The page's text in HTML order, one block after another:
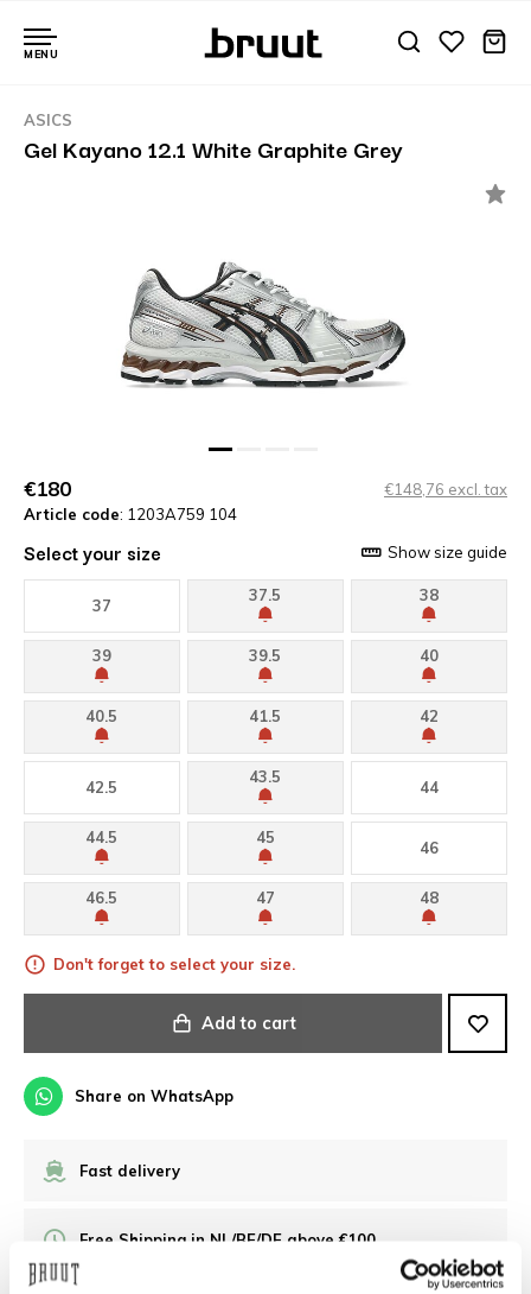
MENU
ASICS
Gel Kayano 12.1 White Graphite Grey
€180
€148,76 excl. tax
Article code: 1203A759 104
Select your size Show size guide
37
37.5 38
39 39.5 40
40.5 41.5 42
42.5
43.5
44
44.5 45
46
46.5 47 48
Don't forget to select your size.
Add to cart
Share on WhatsApp
Fast delivery
Free Shipping in NL/BE/DE above €100